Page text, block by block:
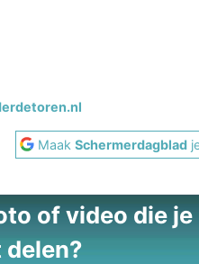
MaakSchermerdagblad
of video die je